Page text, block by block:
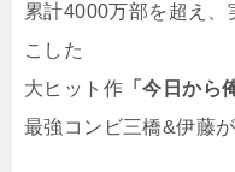
累計4000万部を超え
こした
大ヒット作 「今日から
最強コンビ三橋&伊藤